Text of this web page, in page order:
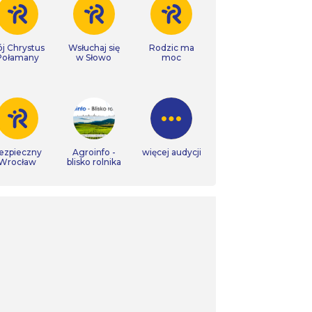
Chrystus
Wsłuchaj się
w Słowo
Rodzic ma
moc
Agroinfo -
blisko rolnika
więcej audycji